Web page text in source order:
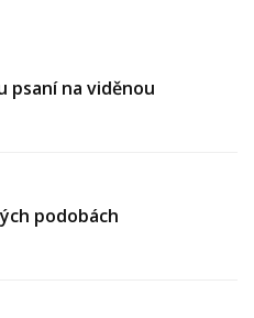
psaní na viděnou
podobách